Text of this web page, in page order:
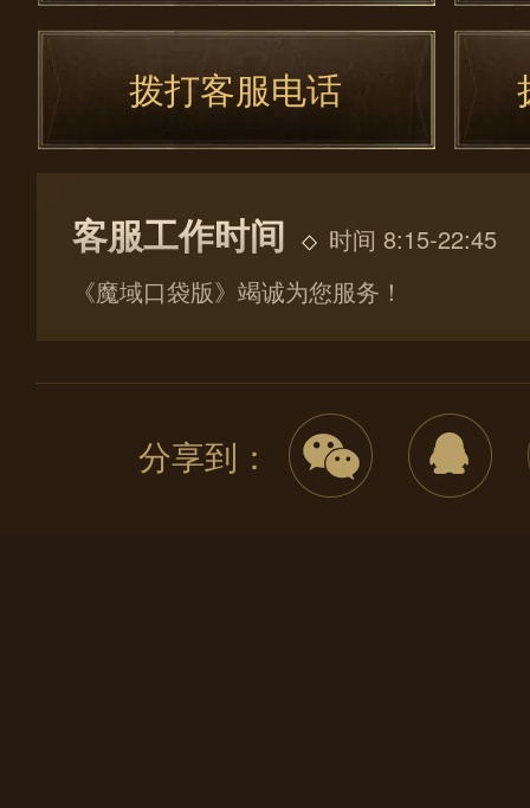
拨打客服电话
客服工作时间
时间 8:15-22:45
《魔域口袋版》竭诚为您服务！
分享到：